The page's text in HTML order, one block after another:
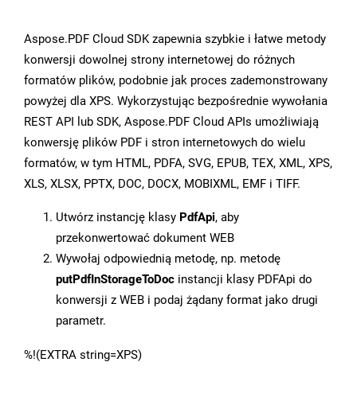
Aspose.PDF Cloud SDK zapewnia szybkie i łatwe metody
konwersji dowolnej strony internetowej do różnych
formatów plików, podobnie jak proces zademonstrowany
powyżej dla XPS. Wykorzystując bezpośrednie wywołania
REST API lub SDK, Aspose.PDF Cloud APIs umożliwiają
konwersję plików PDF i stron internetowych do wielu
formatów, w tym HTML, PDFA, SVG, EPUB, TEX, XML, XPS,
XLS, XLSX, PPTX, DOC, DOCX, MOBIXML, EMF i TIFF.
Utwórz instancję klasy PdfApi, aby
przekonwertować dokument WEB
Wywołaj odpowiednią metodę, np. metodę
putPdfInStorageToDoc instancji klasy PDFApi do
konwersji z WEB i podaj żądany format jako drugi
parametr.
%!(EXTRA string=XPS)